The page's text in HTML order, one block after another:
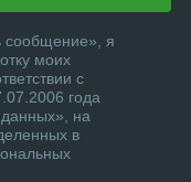
сообщение», я
моих
с
года
на
в